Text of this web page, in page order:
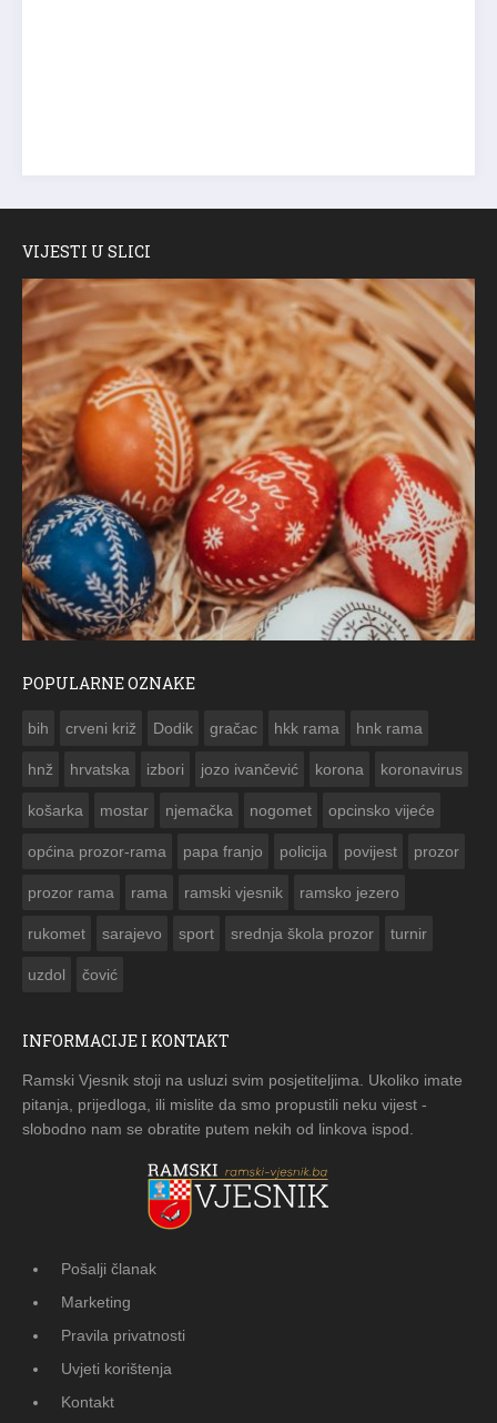
VIJESTI U SLICI
POPULARNE OZNAKE
bih crveni križ Dodik gračac hkk rama hnk rama
hnž hrvatska izbori jozo ivančević korona koronavirus
košarka mostar njemačka nogomet opcinsko vijeće
općina prozor-rama papa franjo policija povijest prozor
prozor rama rama ramski vjesnik ramsko jezero
rukomet sarajevo sport srednja škola prozor turnir
uzdol čović
INFORMACIJE I KONTAKT
Ramski Vjesnik stoji na usluzi svim posjetiteljima. Ukoliko imate
pitanja, prijedloga, ili mislite da smo propustili neku vijest -
slobodno nam se obratite putem nekih od linkova ispod.
Pošalji članak
Marketing
Pravila privatnosti
Uvjeti korištenja
Kontakt